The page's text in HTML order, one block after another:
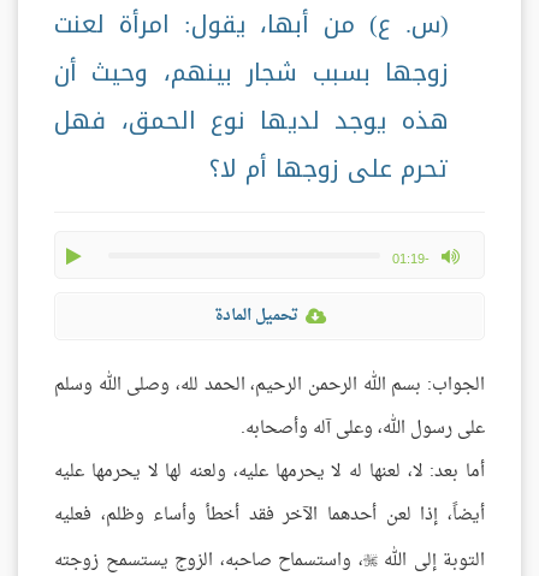
(س. ع) من أبها، يقول: امرأة لعنت
زوجها بسبب شجار بينهم، وحيث أن
هذه يوجد لديها نوع الحمق، فهل
تحرم على زوجها أم لا؟
-01:19
max volume
تحميل المادة
الجواب: بسم الله الرحمن الرحيم، الحمد لله، وصلى الله وسلم
على رسول الله، وعلى آله وأصحابه.
أما بعد: لا، لعنها له لا يحرمها عليه، ولعنه لها لا يحرمها عليه
أيضاً، إذا لعن أحدهما الآخر فقد أخطأ وأساء وظلم، فعليه
التوبة إلى الله، واستسماح صاحبه، الزوج يستسمح زوجته